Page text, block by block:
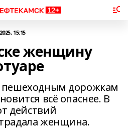
15:15
женщину
пешеходным дорожкам
всё опаснее. В
действий
женщина.